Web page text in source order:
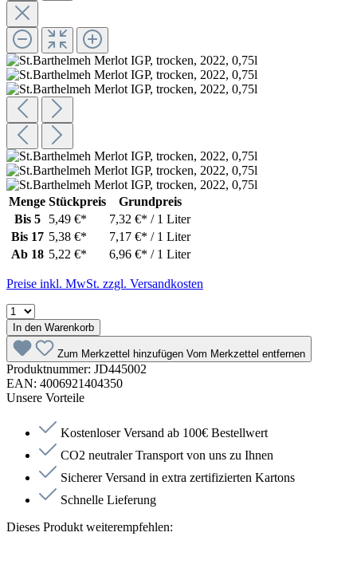
Menge Stückpreis
Grundpreis
Bis 5 5,49 €*
7,32 €* / 1 Liter
Bis 17 5,38 €*
7,17 €* / 1 Liter
Ab 18 5,22 €* 6,96 €* / 1 Liter
Preise inkl. MwSt. zzgl. Versandkosten
In den Warenkorb
Zum Merkzettel hinzufügen Vom Merkzettel entfernen
Produktnummer: JD445002
EAN: 4006921404350
Unsere Vorteile
Kostenloser Versand ab 100€ Bestellwert
CO2 neutraler Transport von uns zu Ihnen
Sicherer Versand in extra zertifizierten Kartons
Schnelle Lieferung
Dieses Produkt weiterempfehlen: